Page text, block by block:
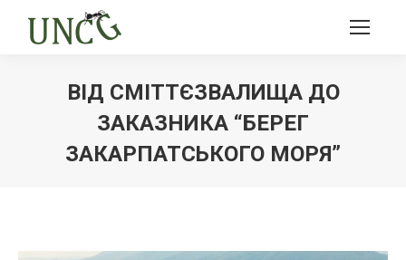
ВІД СМІТТЄЗВАЛИЩА ДО
ЗАКАЗНИКА “БЕРЕГ
ЗАКАРПАТСЬКОГО МОРЯ”